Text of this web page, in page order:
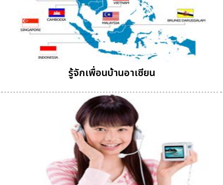
รู้จักเพื่อนบ้านอาเซียน